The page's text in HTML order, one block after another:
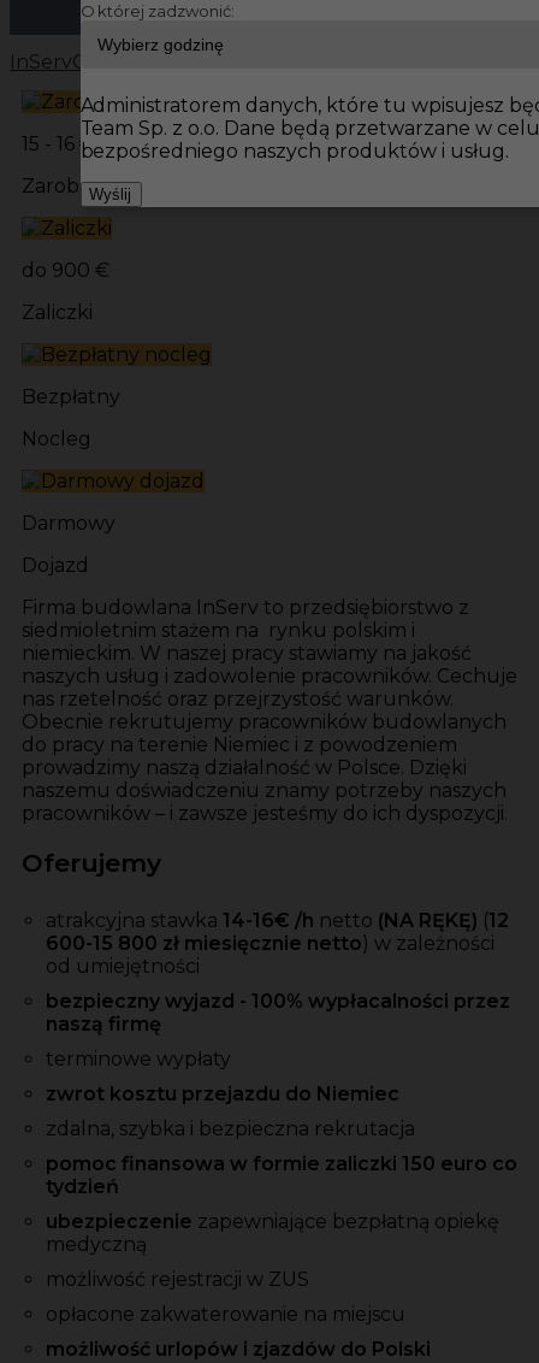
InServOferty pracy Prace budowlane Niemcy
15 - 16 € / h
Zarobki
do 900 €
Zaliczki
Bezpłatny
Nocleg
Darmowy
Dojazd
Firma budowlana InServ to przedsiębiorstwo z
siedmioletnim stażem na rynku polskim i
niemieckim. W naszej pracy stawiamy na jakość
naszych usług i zadowolenie pracowników. Cechuje
nas rzetelność oraz przejrzystość warunków.
Obecnie rekrutujemy pracowników budowlanych
do pracy na terenie Niemiec i z powodzeniem
prowadzimy naszą działalność w Polsce. Dzięki
naszemu doświadczeniu znamy potrzeby naszych
pracowników – i zawsze jesteśmy do ich dyspozycji.
Oferujemy
atrakcyjna stawka 14-16€ /h netto (NA RĘKĘ) (12
600-15 800 zł miesięcznie netto) w zależności
od umiejętności
bezpieczny wyjazd - 100% wypłacalności przez
naszą firmę
terminowe wypłaty
zwrot kosztu przejazdu do Niemiec
zdalna, szybka i bezpieczna rekrutacja
pomoc finansowa w formie zaliczki 150 euro co
tydzień
ubezpieczenie zapewniające bezpłatną opiekę
medyczną
możliwość rejestracji w ZUS
opłacone zakwaterowanie na miejscu
możliwość urlopów i zjazdów do Polski
O której zadzwonić:
Administratorem danych, które tu wpisujesz
Team Sp. z o.o. Dane będą przetwarzane w
bezpośredniego naszych produktów i usług.
Wyślij